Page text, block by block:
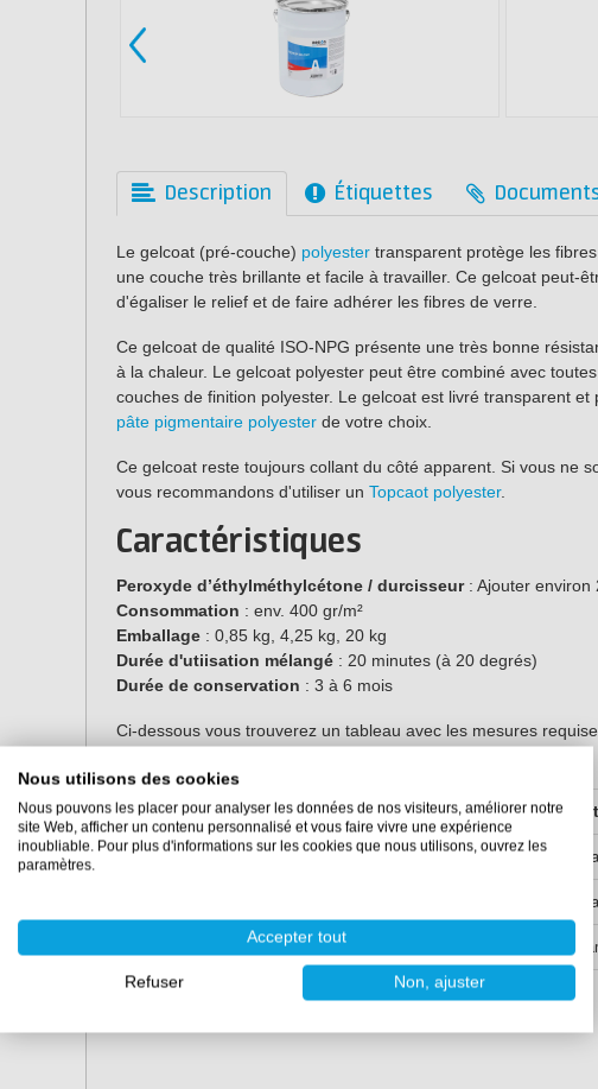
Description Étiquettes
Le gelcoat (pré-couche) polyester transparent protège les
une couche très brillante et facile à travailler. Ce gelcoat peut-
d'égaliser le relief et de faire adhérer les fibres de verre.
Ce gelcoat de qualité ISO-NPG présente une très bonne
à la chaleur. Le gelcoat polyester peut être combiné avec
couches de finition polyester. Le gelcoat est livré transparent
pâte pigmentaire polyester de votre choix.
Ce gelcoat reste toujours collant du côté apparent. Si vous ne
vous recommandons d'utiliser un Topcaot polyester.
Caractéristiques
Peroxyde d’éthylméthylcétone / durcisseur: Ajouter environ
Consommation : env. 400 gr/m²
Emballage : 0,85 kg, 4,25 kg, 20 kg
Durée d'utiisation mélangé : 20 minutes (à 20 degrés)
Durée de conservation : 3 à 6 mois
Ci-dessous vous trouverez un tableau avec les mesures
Quantité topcoat 10 % pâte pigmentée 15 %
0,85 kg
85 grammes 127,5
637,5
2000 grammes 3000
Nous utilisons des cookies
Nous pouvons les placer pour analyser les données de nos visiteurs, améliorer notre
site Web, afficher un contenu personnalisé et vous faire vivre une expérience
inoubliable. Pour plus d'informations sur les cookies que nous utilisons, ouvrez les
paramètres.
Accepter tout
Refuser Non, ajuster